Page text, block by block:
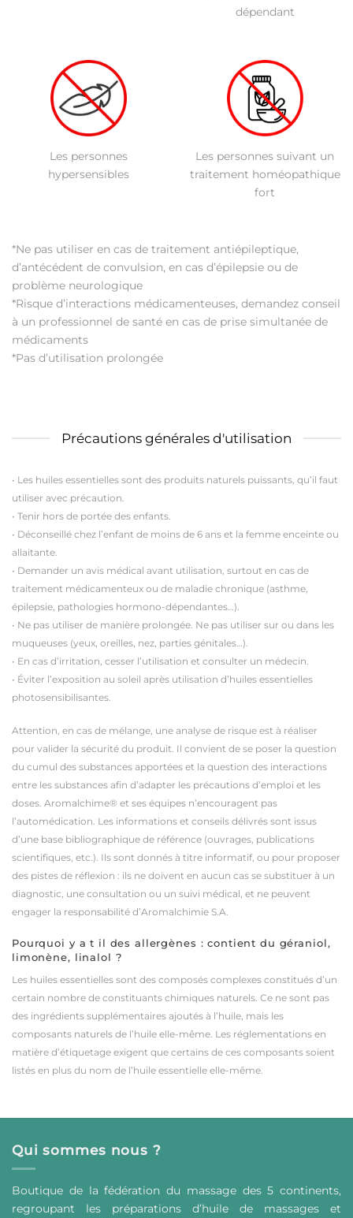
dépendant
Les personnes
hypersensibles
Les personnes suivant un
traitement homéopathique
fort
*Ne pas utiliser en cas de traitement antiépileptique,
d’antécédent de convulsion, en cas d’épilepsie ou de
problème neurologique
*Risque d’interactions médicamenteuses, demandez conseil
à un professionnel de santé en cas de prise simultanée de
médicaments
*Pas d’utilisation prolongée
Précautions générales d'utilisation
• Les huiles essentielles sont des produits naturels puissants, qu’il faut
utiliser avec précaution.
• Tenir hors de portée des enfants.
• Déconseillé chez l’enfant de moins de 6 ans et la femme enceinte ou
allaitante.
• Demander un avis médical avant utilisation, surtout en cas de
traitement médicamenteux ou de maladie chronique (asthme,
épilepsie, pathologies hormono-dépendantes…).
• Ne pas utiliser de manière prolongée. Ne pas utiliser sur ou dans les
muqueuses (yeux, oreilles, nez, parties génitales…).
• En cas d’irritation, cesser l’utilisation et consulter un médecin.
• Éviter l’exposition au soleil après utilisation d’huiles essentielles
photosensibilisantes.
Attention, en cas de mélange, une analyse de risque est à réaliser
pour valider la sécurité du produit. Il convient de se poser la question
du cumul des substances apportées et la question des interactions
entre les substances afin d’adapter les précautions d’emploi et les
doses. Aromalchime® et ses équipes n’encouragent pas
l’automédication. Les informations et conseils délivrés sont issus
d’une base bibliographique de référence (ouvrages, publications
scientifiques, etc.). Ils sont donnés à titre informatif, ou pour proposer
des pistes de réflexion : ils ne doivent en aucun cas se substituer à un
diagnostic, une consultation ou un suivi médical, et ne peuvent
engager la responsabilité d’Aromalchimie S.A.
Pourquoi y a t il des allergènes : contient du géraniol,
limonène, linalol ?
Les huiles essentielles sont des composés complexes constitués d’un
certain nombre de constituants chimiques naturels. Ce ne sont pas
des ingrédients supplémentaires ajoutés à l’huile, mais les
composants naturels de l’huile elle-même. Les réglementations en
matière d’étiquetage exigent que certains de ces composants soient
listés en plus du nom de l’huile essentielle elle-même.
Qui sommes nous ?
Boutique de la fédération du massage des 5 continents,
regroupant les préparations d’huile de massages et